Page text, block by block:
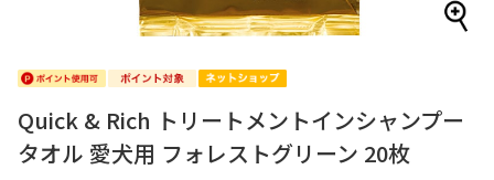
Quick & Rich トリートメントインシャンプー
タオル 愛犬用 フォレストグリーン 20枚